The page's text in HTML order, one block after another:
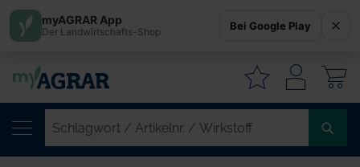
myAGRAR App
Der Landwirtschafts-Shop Bei Google Play